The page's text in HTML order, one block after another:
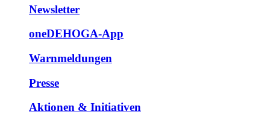
Newsletter
oneDEHOGA-App
Warnmeldungen
Presse
Aktionen & Initiativen